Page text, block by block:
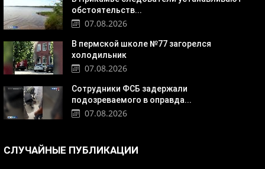
обстоятельств...
07.08.2026
В пермской школе №77 загорелся
холодильник
07.08.2026
Сотрудники ФСБ задержали
подозреваемого в оправда...
07.08.2026
СЛУЧАЙНЫЕ ПУБЛИКАЦИИ